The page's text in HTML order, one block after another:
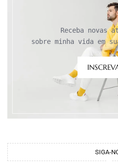
Receba novas
sobre minha vida em
SIGA-